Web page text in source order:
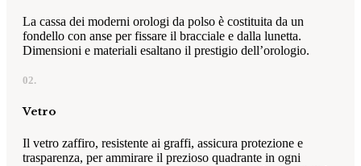
La cassa dei moderni orologi da polso è costituita da un
fondello con anse per fissare il bracciale e dalla lunetta.
Dimensioni e materiali esaltano il prestigio dell’orologio.
02.
Vetro
Il vetro zaffiro, resistente ai graffi, assicura protezione e
trasparenza, per ammirare il prezioso quadrante in ogni